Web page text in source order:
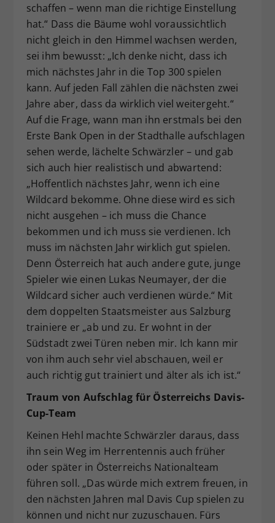
schaffen – wenn man die richtige Einstellung
hat.“ Dass die Bäume wohl voraussichtlich
nicht gleich in den Himmel wachsen werden,
sei ihm bewusst: „Ich denke nicht, dass ich
mich nächstes Jahr in die Top 300 spielen
kann. Auf jeden Fall zählen die nächsten zwei
Jahre aber, dass da wirklich viel weitergeht.“
Auf die Frage, wann man ihn erstmals bei den
Erste Bank Open in der Stadthalle aufschlagen
sehen werde, lächelte Schwärzler – und gab
sich auch hier realistisch und abwartend:
„Hoffentlich nächstes Jahr, wenn ich eine
Wildcard bekomme. Ohne diese wird es sich
nicht ausgehen – ich muss die Chance
bekommen und ich muss sie verdienen. Ich
muss im nächsten Jahr wirklich gut spielen.
Denn Österreich hat auch andere gute, junge
Spieler wie einen Lukas Neumayer, der die
Wildcard sicher auch verdienen würde.“ Mit
dem doppelten Staatsmeister aus Salzburg
trainiere er „ab und zu. Er wohnt in der
Südstadt zwei Türen neben mir. Ich kann mir
von ihm auch sehr viel abschauen, weil er
auch richtig gut trainiert und älter als ich ist.“
Traum von Aufschlag für Österreichs Davis-
Cup-Team
Keinen Hehl machte Schwärzler daraus, dass
ihn sein Weg im Herrentennis auch früher
oder später in Österreichs Nationalteam
führen soll. „Das würde mich extrem freuen, in
den nächsten Jahren mal Davis Cup spielen zu
können und nicht nur zuzuschauen. Fürs